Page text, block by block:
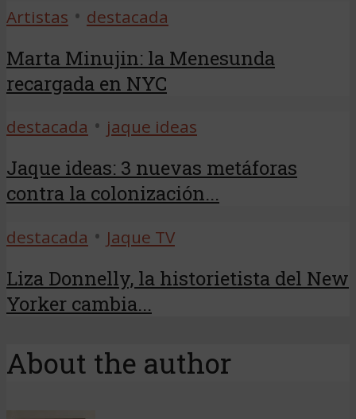
Artistas • destacada
Marta Minujin: la Menesunda
recargada en NYC
destacada • jaque ideas
Jaque ideas: 3 nuevas metáforas
contra la colonización...
destacada • Jaque TV
Liza Donnelly, la historietista del New
Yorker cambia...
About the author